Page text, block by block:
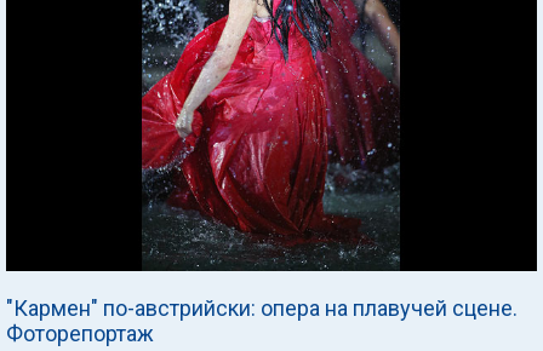
"Кармен" по-австрийски: опера на плавучей сцене.
Фоторепортаж